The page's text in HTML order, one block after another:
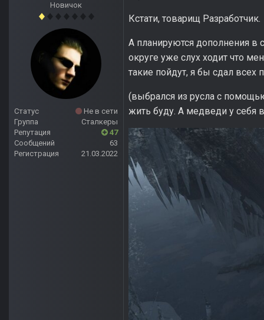
Новичок
Статус
Не в сети
Группа
Сталкеры
Репутация
47
Сообщений
63
Регистрация
21.03.2022
Кстати, товарищ Разработчик.
А планируются дополнения в
округе уже слух ходит что
такие пойдут, я бы сдал всех
(выбрался из русла с
жить буду. А медведи у себя в